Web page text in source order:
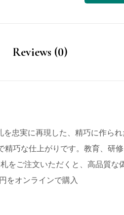
Reviews (0)
忠実に再現した、精巧に作ら
巧な仕上がりです。教育、研
をご注文いただくと、高品質
をオンラインで購入